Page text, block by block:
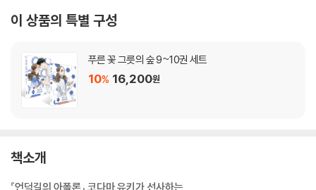
이 상품의 특별 구성
푸른 꽃 그릇의 숲 9~10권 세트
10% 16,200원
책소개
『언덕길의 아폴론』 코다마 유키가 선사하는